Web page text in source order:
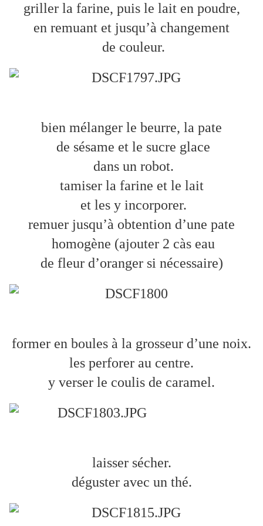
griller la farine, puis le lait en poudre,
en remuant et jusqu’à changement
de couleur.
bien mélanger le beurre, la pate
de sésame et le sucre glace
dans un robot.
tamiser la farine et le lait
et les y incorporer.
remuer jusqu’à obtention d’une pate
homogène (ajouter 2 càs eau
de fleur d’oranger si nécessaire)
former en boules à la grosseur d’une noix.
les perforer au centre.
y verser le coulis de caramel.
laisser sécher.
déguster avec un thé.